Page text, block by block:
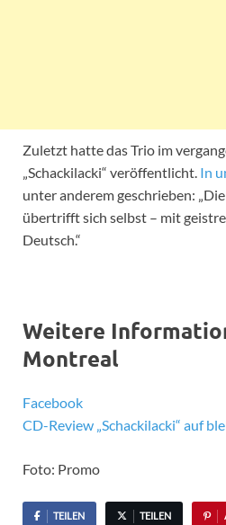
Zuletzt hatte das Trio im
„Schackilacki“ veröffentlicht. In
unter anderem geschrieben:
übertrifft sich selbst – mit
Deutsch.“
Weitere
Montreal
Facebook
CD-Review „Schackilacki“ auf
Foto: Promo
TEILEN TEILEN